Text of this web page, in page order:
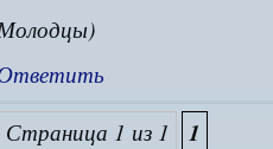
Страница 1 из 1
1